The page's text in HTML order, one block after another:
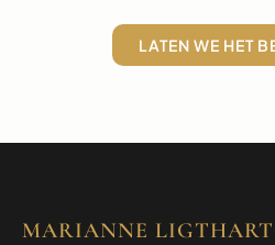
LATEN WE HET
MARIANNE LIGTHART